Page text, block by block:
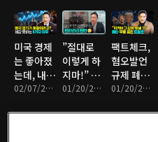
까 걱정될
때 해결방
법 3가지
반드시 확
인해야 하
는 사항 10
가지
러스트?
와이오밍
법인?
미국 경제
는 좋아졌
는데, 내
지갑은 왜
볍죠? 체
02/07/2025 • 8분
”절대로
이렇게 하
지마!” 내
사회생활
판관리 실
01/20/2025 • 9분
팩트체크,
혐오발언
규제 폐지
한 메타,
유 회복인
01/20/2025 • 7분